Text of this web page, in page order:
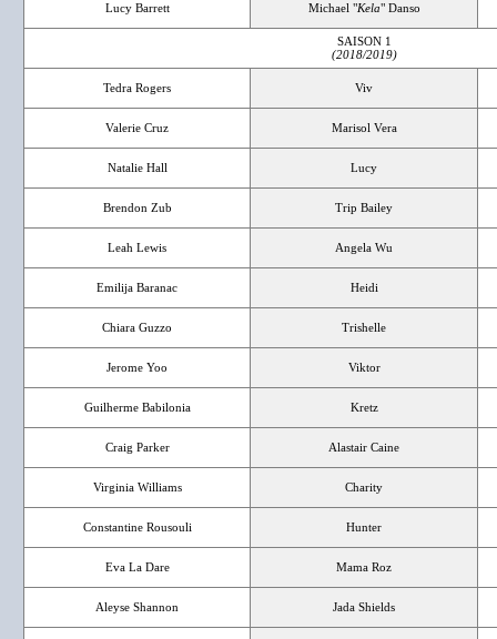
Lucy Barrett Michael "Kela" Danso
SAISON 1
(2018/2019)
Tedra Rogers Viv
Valerie Cruz Marisol Vera
Natalie Hall Lucy
Brendon Zub Trip Bailey
Leah Lewis Angela Wu
Emilija Baranac Heidi
Chiara Guzzo Trishelle
Jerome Yoo Viktor
Guilherme Babilonia Kretz
Craig Parker Alastair Caine
Virginia Williams Charity
Constantine Rousouli Hunter
Eva La Dare Mama Roz
Aleyse Shannon Jada Shields